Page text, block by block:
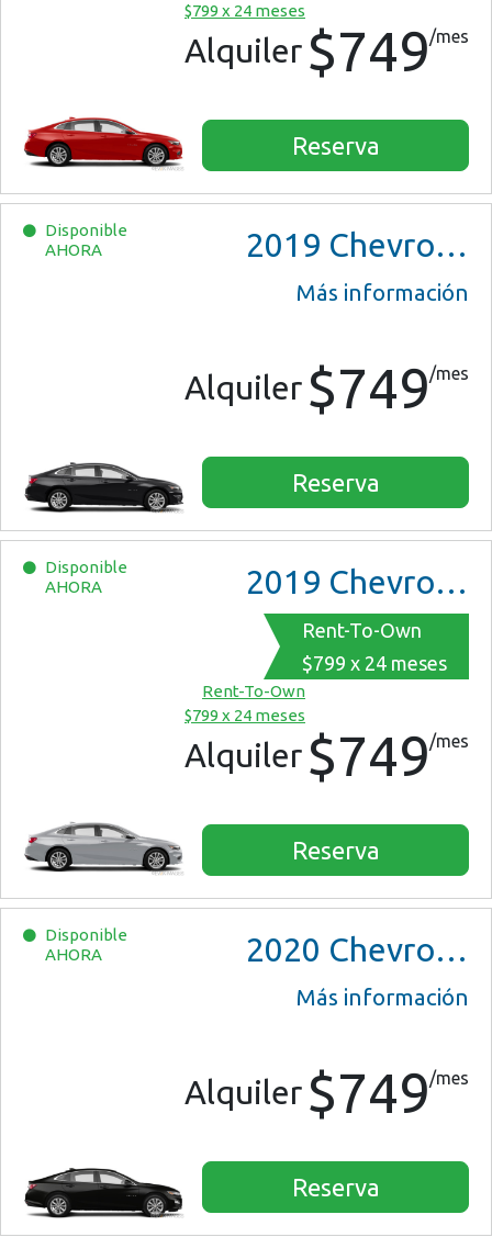
$799 x 24 meses
Alquiler $749/mes
Reserva
Disponible
AHORA
2019 Chevrolet Malibu
Más información
Alquiler $749/mes
Reserva
Disponible
AHORA
2019 Chevrolet Malibu
Rent-To-Own
$799 x 24 meses
Rent-To-Own
$799 x 24 meses
Alquiler $749/mes
Reserva
Disponible
AHORA
2020 Chevrolet Malibu
Más información
Alquiler $749/mes
Reserva